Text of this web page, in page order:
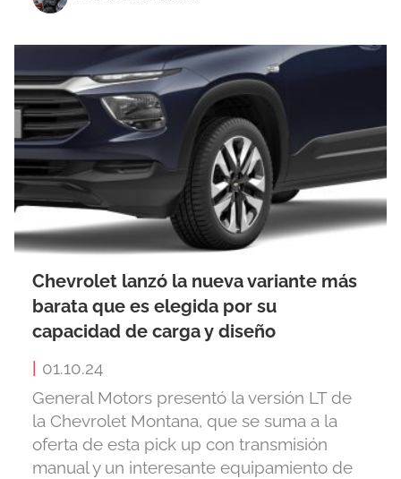
Chevrolet lanzó la nueva variante más
barata que es elegida por su
capacidad de carga y diseño
01.10.24
General Motors presentó la versión LT de
la Chevrolet Montana, que se suma a la
oferta de esta pick up con transmisión
manual y un interesante equipamiento de